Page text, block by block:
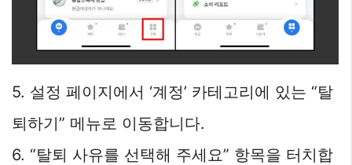
5. 설정 페이지에서 ‘계정’ 카테고리에 있는 “탈
퇴하기” 메뉴로 이동합니다.
6. “탈퇴 사유를 선택해 주세요” 항목을 터치합